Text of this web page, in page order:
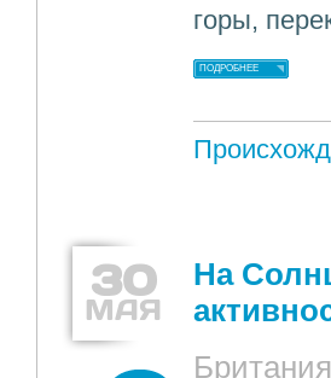
горы,
ПОДРОБНЕЕ
30
МАЯ
На
Британия